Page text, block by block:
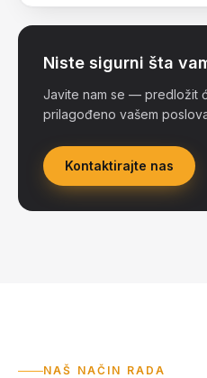
Niste sigurni šta
Javite nam se — predložit
prilagođeno vašem
Kontaktirajte nas
NAŠ NAČIN RADA